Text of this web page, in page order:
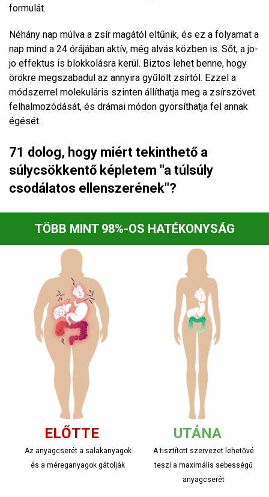
formulát.
Néhány nap múlva a zsír magától eltűnik, és ez a folyamat a
nap mind a 24 órájában aktív, még alvás közben is. Sőt, a jo-
jo effektus is blokkolásra kerül. Biztos lehet benne, hogy
örökre megszabadul az annyira gyűlölt zsírtól. Ezzel a
módszerrel molekuláris szinten állíthatja meg a zsírszövet
felhalmozódását, és drámai módon gyorsíthatja fel annak
égését.
71 dolog, hogy miért tekinthető a
súlycsökkentő képletem "a túlsúly
csodálatos ellenszerének"?
TÖBB MINT 98%-OS HATÉKONYSÁG
ELŐTTE UTÁNA
Az anyagcserét a salakanyagok
és a méreganyagok gátolják
A tisztított szervezet lehetővé
teszi a maximális sebességű
anyagcserét